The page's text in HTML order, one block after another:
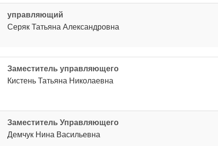
управляющий
Серяк Татьяна Александровна
Заместитель управляющего
Кистень Татьяна Николаевна
Заместитель Управляющего
Демчук Нина Васильевна